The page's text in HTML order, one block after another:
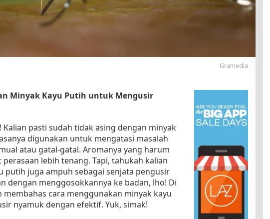
a
n
a
P
u
t
i
h
Gramedia
Minyak Kayu Putih untuk Mengusir
Kalian pasti sudah tidak asing dengan minyak
digunakan untuk mengatasi masalah
atau gatal-gatal. Aromanya yang harum
lebih tenang. Tapi, tahukah kalian
putih juga ampuh sebagai senjata pengusir
dengan menggosokkannya ke badan, lho! Di
membahas cara menggunakan minyak kayu
nyamuk dengan efektif. Yuk, simak!